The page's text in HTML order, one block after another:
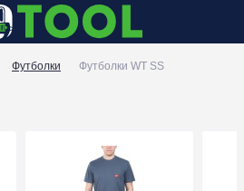
Футболки Футболки WT SS